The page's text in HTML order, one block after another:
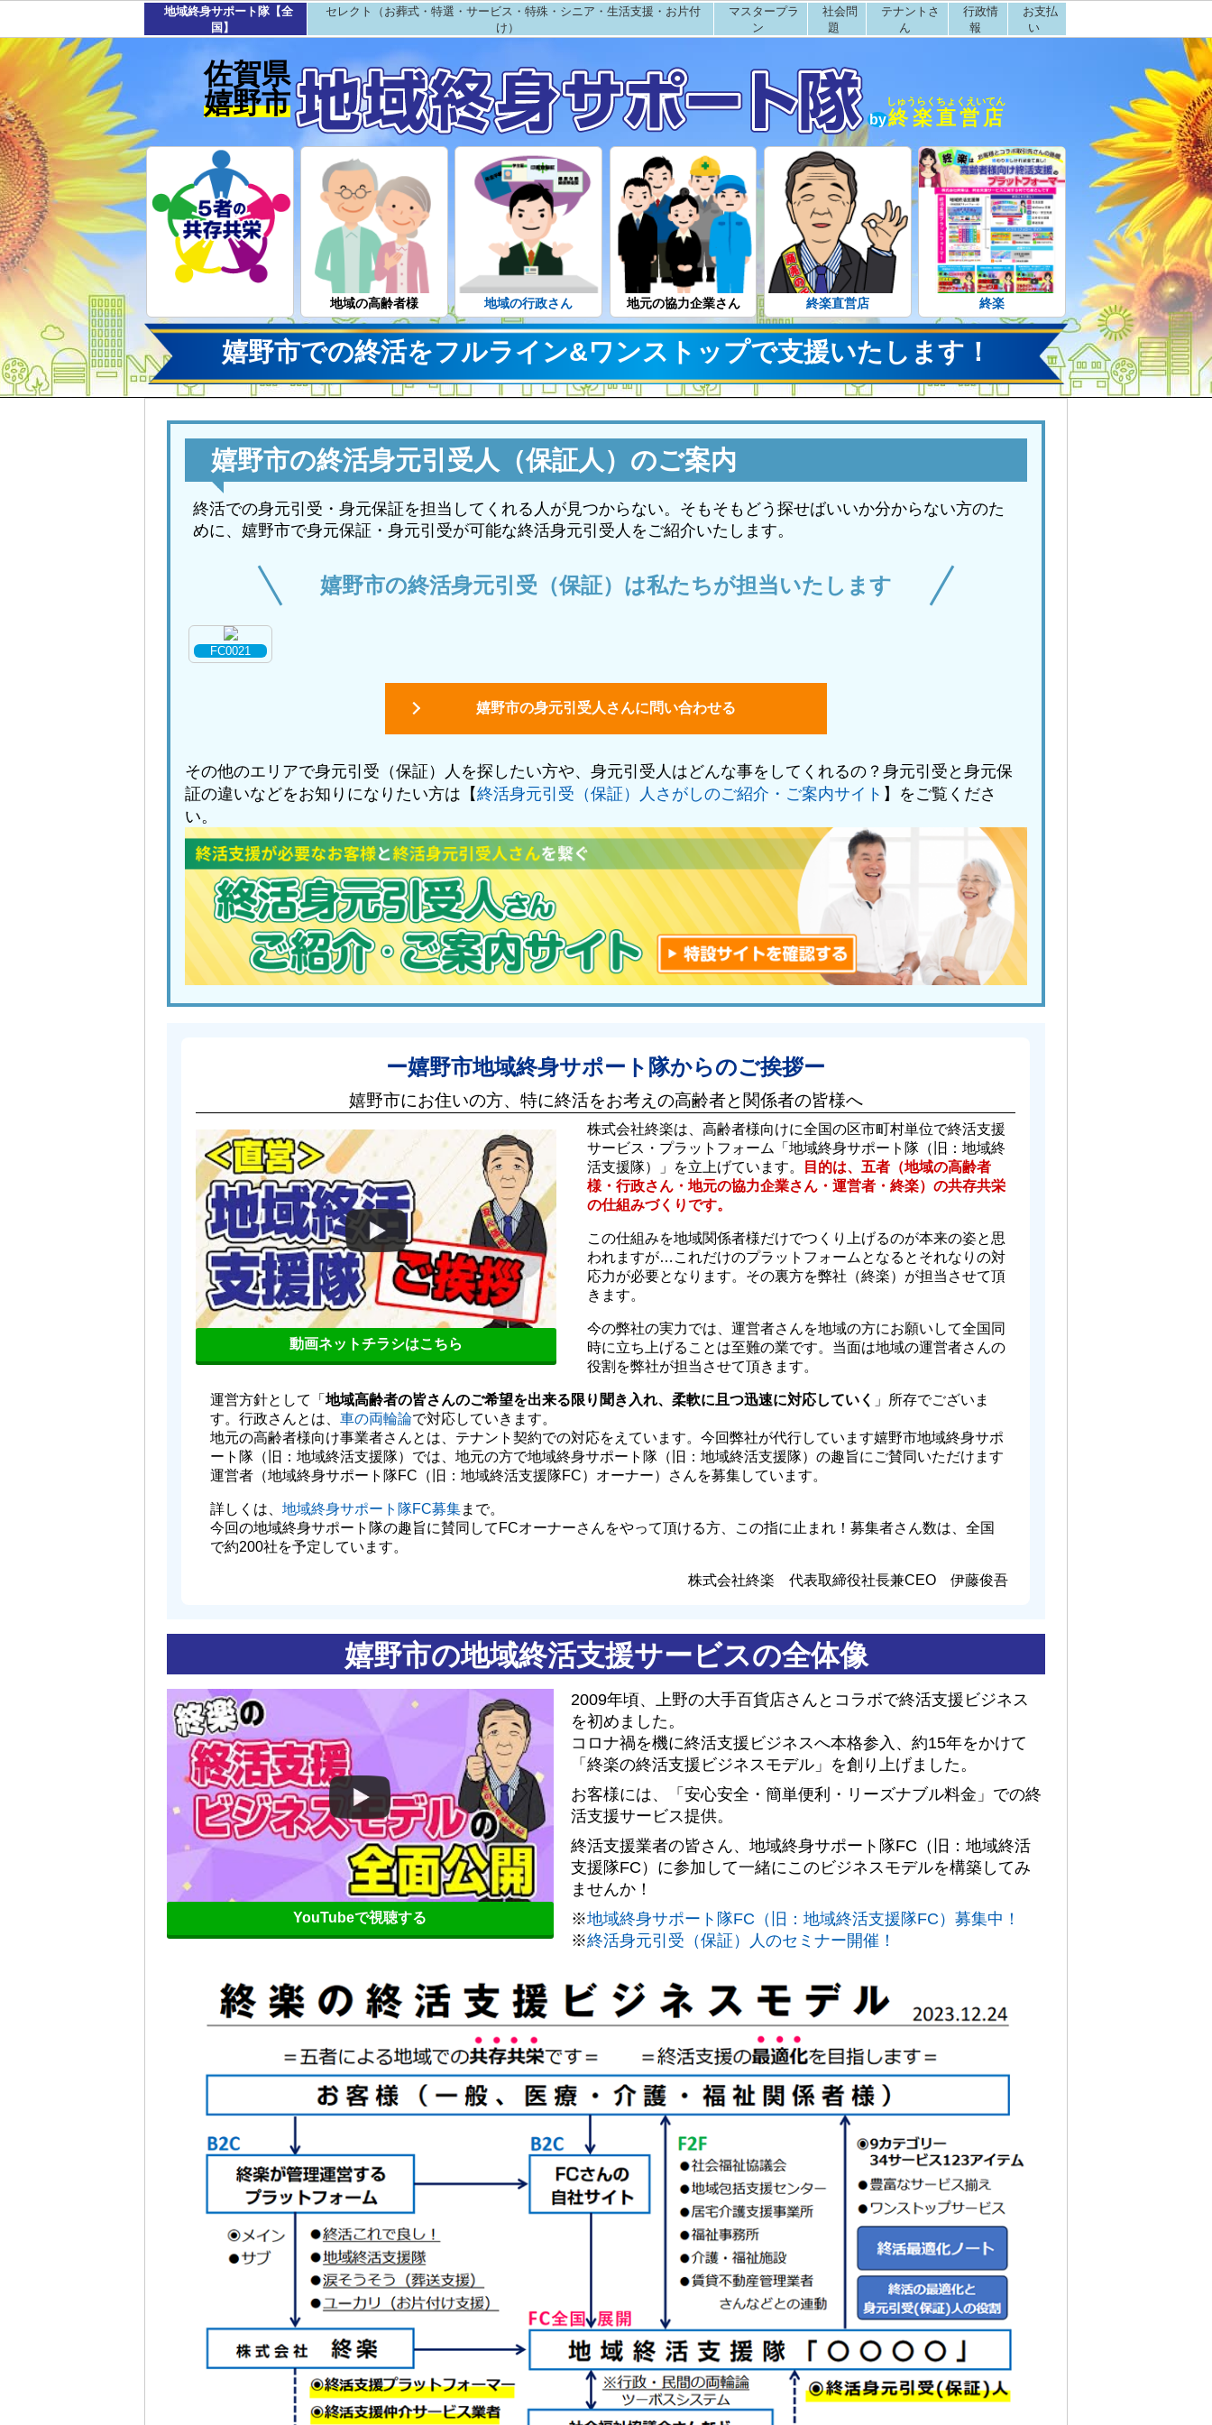
地域終身サポート隊【全
国】
セレクト（お葬式・特選・サービス・特殊・シニア・生活支援・お片付
け）
マスタープラ
ン
社会問
題
テナントさ
ん
行政情
報
お支払
い
佐賀県
嬉野市
by終楽直営店
しゅうらくちょくえいてん
地域の高齢者様 地域の行政さん 地元の協力企業さん 終楽直営店 終楽
嬉野市での終活をフルライン&ワンストップで支援いたします！
嬉野市の終活身元引受人（保証人）のご案内
終活での身元引受・身元保証を担当してくれる人が見つからない。そもそもどう探せばいいか分からない方のた
めに、嬉野市で身元保証・身元引受が可能な終活身元引受人をご紹介いたします。
嬉野市の終活身元引受（保証）は私たちが担当いたします
FC0021
嬉野市の身元引受人さんに問い合わせる
その他のエリアで身元引受（保証）人を探したい方や、身元引受人はどんな事をしてくれるの？身元引受と身元保
証の違いなどをお知りになりたい方は【終活身元引受（保証）人さがしのご紹介・ご案内サイト 】をご覧くださ
い。
ー嬉野市地域終身サポート隊からのご挨拶ー
嬉野市にお住いの方、特に終活をお考えの高齢者と関係者の皆様へ
動画ネットチラシはこちら
株式会社終楽は、高齢者様向けに全国の区市町村単位で終活支援
サービス・プラットフォーム「地域終身サポート隊（旧：地域終
活支援隊）」を立上げています。
目的は、五者（地域の高齢者
様・行政さん・地元の協力企業さん・運営者・終楽）の共存共栄
の仕組みづくりです。
この仕組みを地域関係者様だけでつくり上げるのが本来の姿と思
われますが…これだけのプラットフォームとなるとそれなりの対
応力が必要となります。その裏方を弊社（終楽）が担当させて頂
きます。
今の弊社の実力では、運営者さんを地域の方にお願いして全国同
時に立ち上げることは至難の業です。当面は地域の運営者さんの
役割を弊社が担当させて頂きます。
運営方針として「 地域高齢者の皆さんのご希望を出来る限り聞き入れ、柔軟に且つ迅速に対応していく 」所存でございま
す。行政さんとは、 車の両輪論で対応していきます。
地元の高齢者様向け事業者さんとは、テナント契約での対応をえています。今回弊社が代行しています嬉野市地域終身サポ
ート隊（旧：地域終活支援隊）では、地元の方で地域終身サポート隊（旧：地域終活支援隊）の趣旨にご賛同いただけます
運営者（地域終身サポート隊FC（旧：地域終活支援隊FC）オーナー）さんを募集しています。
詳しくは、 地域終身サポート隊FC募集まで。
今回の地域終身サポート隊の趣旨に賛同してFCオーナーさんをやって頂ける方、この指に止まれ！募集者さん数は、全国
で約200社を予定しています。
株式会社終楽 代表取締役社長兼CEO 伊藤俊吾
嬉野市の地域終活支援サービスの全体像
YouTubeで視聴する
2009年頃、上野の大手百貨店さんとコラボで終活支援ビジネス
を初めました。
コロナ禍を機に終活支援ビジネスへ本格参入、約15年をかけて
「終楽の終活支援ビジネスモデル」を創り上げました。
お客様には、「安心安全・簡単便利・リーズナブル料金」での終
活支援サービス提供。
終活支援業者の皆さん、地域終身サポート隊FC（旧：地域終活
支援隊FC）に参加して一緒にこのビジネスモデルを構築してみ
ませんか！
※地域終身サポート隊FC（旧：地域終活支援隊FC）募集中！
※終活身元引受（保証）人のセミナー開催！